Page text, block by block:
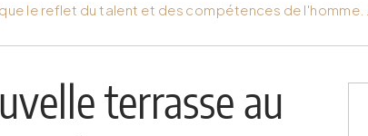
le reflet du talent et des compétences de l'homme...
terrasse au